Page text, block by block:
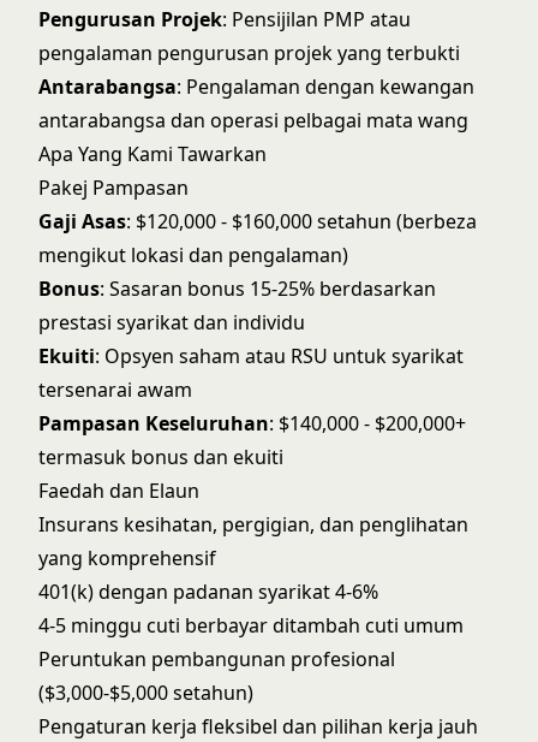
Pengurusan Projek: Pensijilan PMP atau
pengalaman pengurusan projek yang terbukti
Antarabangsa: Pengalaman dengan kewangan
antarabangsa dan operasi pelbagai mata wang
Apa Yang Kami Tawarkan
Pakej Pampasan
Gaji Asas: $120,000 - $160,000 setahun (berbeza
mengikut lokasi dan pengalaman)
Bonus: Sasaran bonus 15-25% berdasarkan
prestasi syarikat dan individu
Ekuiti: Opsyen saham atau RSU untuk syarikat
tersenarai awam
Pampasan Keseluruhan: $140,000 - $200,000+
termasuk bonus dan ekuiti
Faedah dan Elaun
Insurans kesihatan, pergigian, dan penglihatan
yang komprehensif
401(k) dengan padanan syarikat 4-6%
4-5 minggu cuti berbayar ditambah cuti umum
Peruntukan pembangunan profesional
($3,000-$5,000 setahun)
Pengaturan kerja fleksibel dan pilihan kerja jauh